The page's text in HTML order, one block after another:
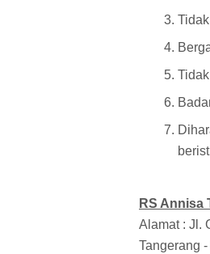
RS Annisa
Alamat : Jl.
Tangerang